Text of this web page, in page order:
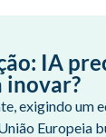
IA
inovar?
exigindo um
Europeia